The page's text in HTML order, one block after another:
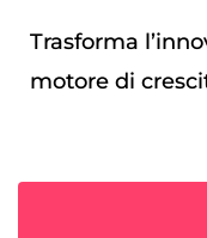
Trasforma
motore di